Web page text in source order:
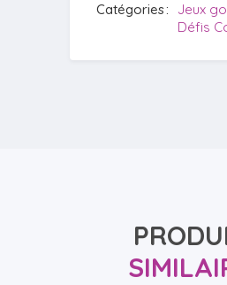
Catégories
Jeux
Défis